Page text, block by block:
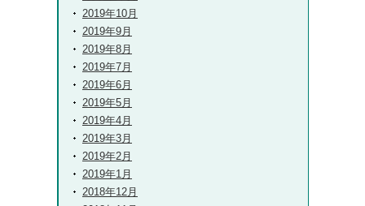
2019年10月
2019年9月
2019年8月
2019年7月
2019年6月
2019年5月
2019年4月
2019年3月
2019年2月
2019年1月
2018年12月